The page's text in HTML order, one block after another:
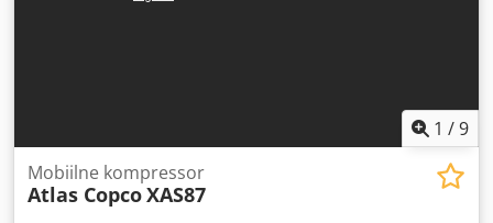
1 /9
Mobiilne kompressor
Atlas CopcoXAS87